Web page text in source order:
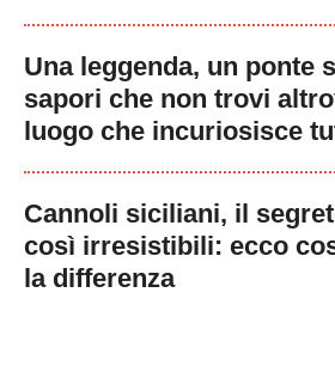
Una leggenda, un ponte
sapori che non trovi
luogo che incuriosisce
Cannoli siciliani, il
così irresistibili: ecco
la differenza